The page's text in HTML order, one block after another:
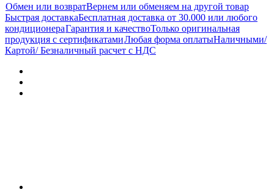
Обмен или возвратВернем или обменяем на другой товар
Быстрая доставкаБесплатная доставка от 30.000 или любого
кондиционераГарантия и качествоТолько оригинальная
продукция с сертификатамиЛюбая форма оплатыНаличными/
Картой/ Безналичный расчет с НДС